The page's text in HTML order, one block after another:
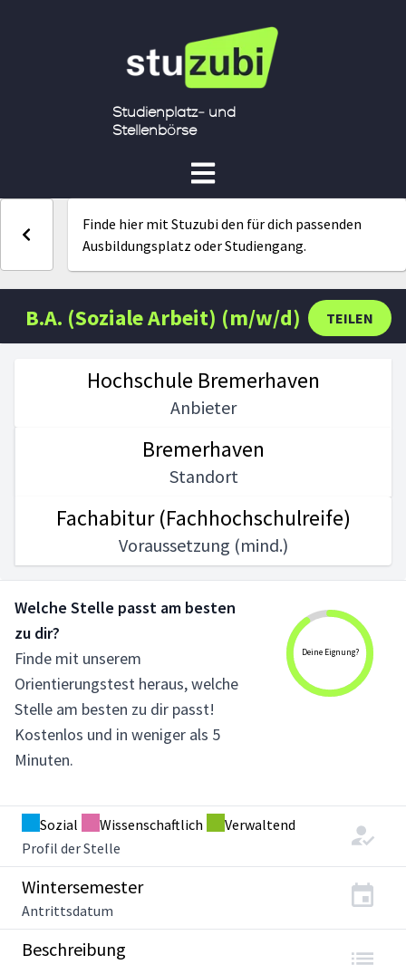
Studienplatz- und
Stellenbörse
Finde hier mit Stuzubi den für dich passenden
Ausbildungsplatz oder Studiengang.
TEILEN
B.A. (Soziale Arbeit) (m/w/d)
Hochschule Bremerhaven
Anbieter
Bremerhaven
Standort
Fachabitur (Fachhochschulreife)
Voraussetzung (mind.)
Deine Eignung?
Welche Stelle passt am besten
zu dir?
Finde mit unserem
Orientierungstest heraus, welche
Stelle am besten zu dir passt!
Kostenlos und in weniger als 5
Minuten.
Sozial Wissenschaftlich
Verwaltend
Profil der Stelle
Wintersemester
Antrittsdatum
Beschreibung